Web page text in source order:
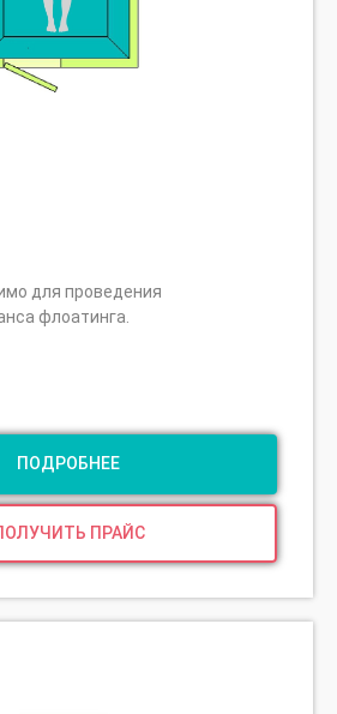
для проведения
флоатинга.
ПОДРОБНЕЕ
ПРАЙС